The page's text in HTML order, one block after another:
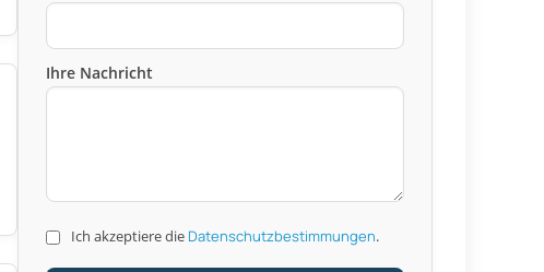
Ihre Nachricht
Ich akzeptiere die Datenschutzbestimmungen.